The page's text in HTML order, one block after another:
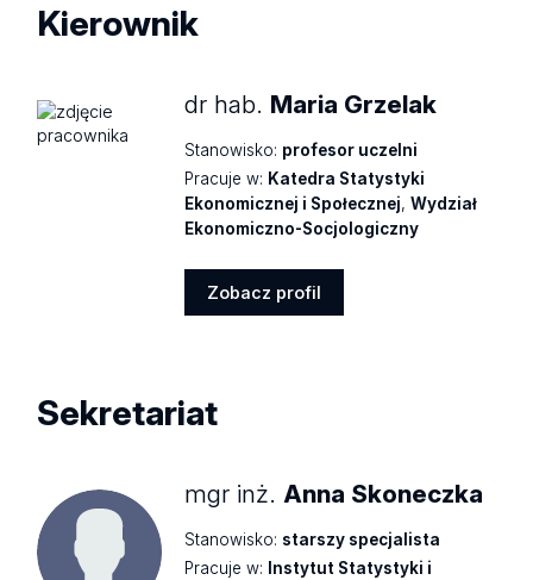
Kierownik
dr hab. Maria Grzelak
Stanowisko: profesor uczelni
Pracuje w: Katedra Statystyki
Ekonomicznej i Społecznej,Wydział
Ekonomiczno-Socjologiczny
Zobacz profil
Sekretariat
mgr inż.Anna Skoneczka
Stanowisko: starszy specjalista
Pracuje w:
Instytut Statystyki i